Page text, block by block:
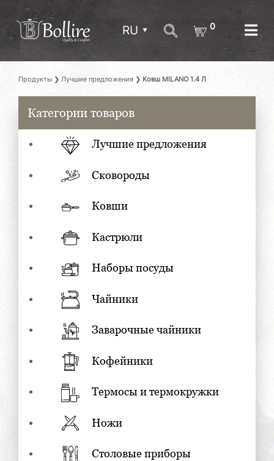
RU 0
Продукты ❯ Лучшие предложения ❯ Ковш MILANO 1.4 Л
Категории товаров
Лучшие предложения
Сковороды
Ковши
Кастрюли
Наборы посуды
Чайники
Заварочные чайники
Кофейники
Термосы и термокружки
Ножи
Столовые приборы